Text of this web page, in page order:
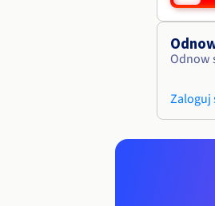
Odnow
Zaloguj